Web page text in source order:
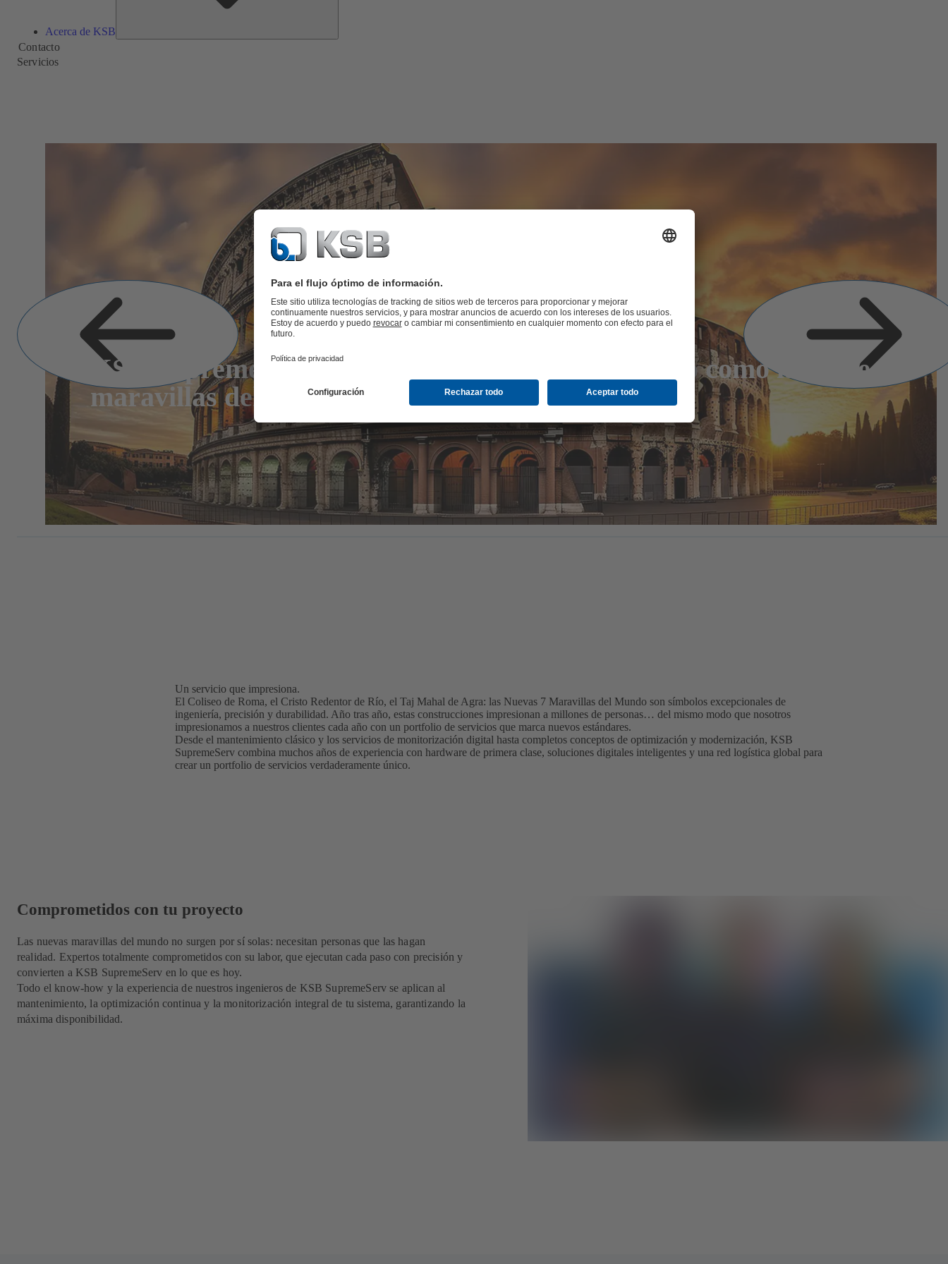
Acerca de KSB
Contacto
Servicios
KSB SupremeServ: Un servicio tan extraordinario como las siete
maravillas del mundo.
Diapositiva
anterior
diapositiva
Un servicio que impresiona.
El Coliseo de Roma, el Cristo Redentor de Río, el Taj Mahal de Agra: las Nuevas 7 Maravillas del Mundo son símbolos excepcionales de
ingeniería, precisión y durabilidad. Año tras año, estas construcciones impresionan a millones de personas… del mismo modo que nosotros
impresionamos a nuestros clientes cada año con un portfolio de servicios que marca nuevos estándares.
Desde el mantenimiento clásico y los servicios de monitorización digital hasta completos conceptos de optimización y modernización, KSB
SupremeServ combina muchos años de experiencia con hardware de primera clase, soluciones digitales inteligentes y una red logística global para
crear un portfolio de servicios verdaderamente único.
Comprometidos con tu proyecto
Las nuevas maravillas del mundo no surgen por sí solas: necesitan personas que las hagan
realidad. Expertos totalmente comprometidos con su labor, que ejecutan cada paso con precisión y
convierten a KSB SupremeServ en lo que es hoy.
Todo el know-how y la experiencia de nuestros ingenieros de KSB SupremeServ se aplican al
mantenimiento, la optimización continua y la monitorización integral de tu sistema, garantizando la
máxima disponibilidad.